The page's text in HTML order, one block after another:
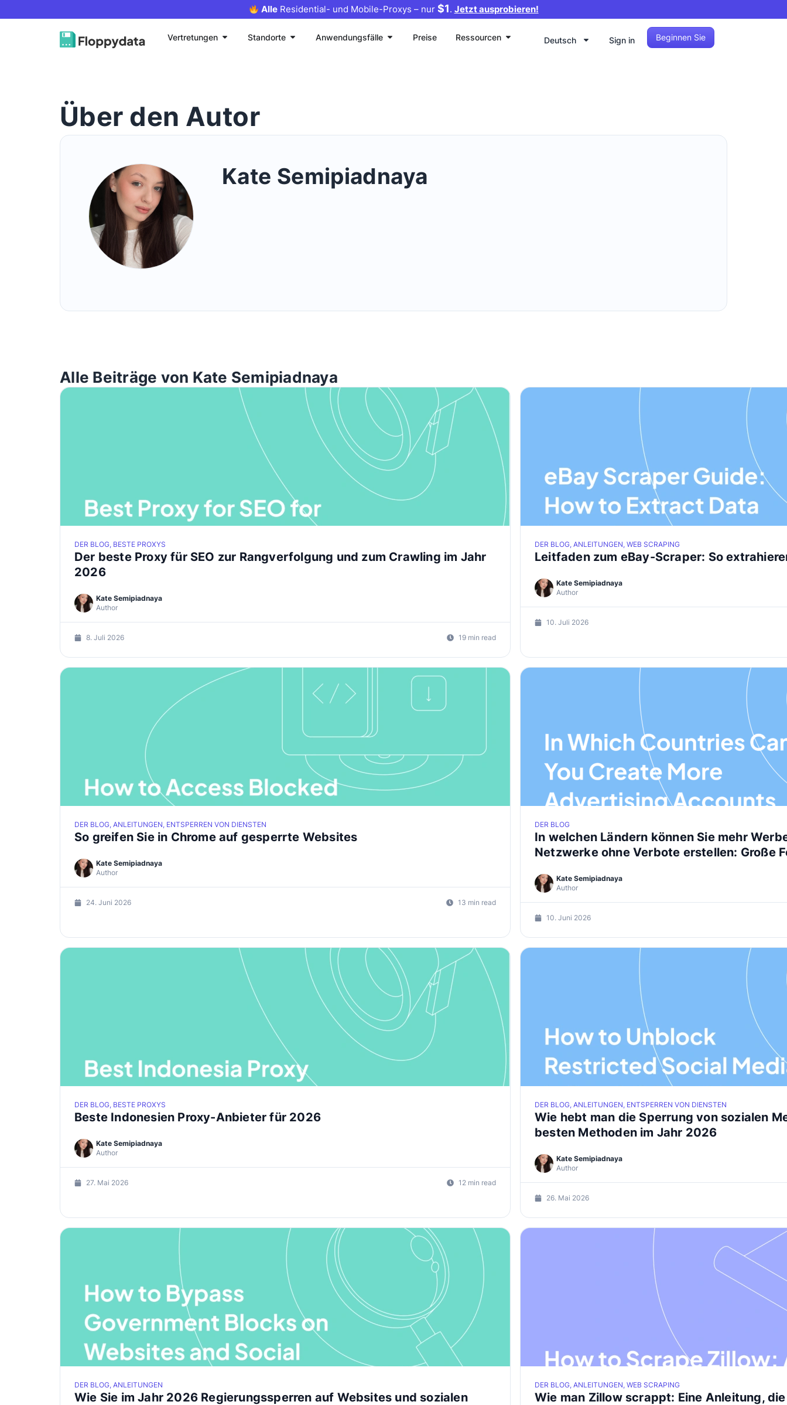
AlleResidential- und Mobile-Proxys – nur $1. Jetzt ausprobieren!
Vertretungen Standorte Anwendungsfälle Preise Ressourcen Deutsch Sign in Beginnen Sie
Über den Autor
Kate Semipiadnaya
Alle Beiträge von Kate Semipiadnaya
DER BLOG, BESTE PROXYS
Der beste Proxy für SEO zur Rangverfolgung und zum Crawling im Jahr
2026
Author
Kate Semipiadnaya
8. Juli 2026 19 min read
DER BLOG, ANLEITUNGEN, WEB SCRAPING
Leitfaden zum eBay-Scraper: So
Author
Kate Semipiadnaya
10. Juli 2026
DER BLOG, ANLEITUNGEN, ENTSPERREN VON DIENSTEN
So greifen Sie in Chrome auf gesperrte Websites
Author
Kate Semipiadnaya
24. Juni 2026 13 min read
DER BLOG
In welchen Ländern können Sie mehr
Netzwerke ohne Verbote erstellen: Große
Author
Kate Semipiadnaya
10. Juni 2026
DER BLOG, BESTE PROXYS
Beste Indonesien Proxy-Anbieter für 2026
Author
Kate Semipiadnaya
27. Mai 2026 12 min read
DER BLOG, ANLEITUNGEN, ENTSPERREN VON DIENSTEN
Wie hebt man die Sperrung von sozialen
besten Methoden im Jahr 2026
Author
Kate Semipiadnaya
26. Mai 2026
DER BLOG, ANLEITUNGEN
Wie Sie im Jahr 2026 Regierungssperren auf Websites und sozialen
DER BLOG, ANLEITUNGEN, WEB SCRAPING
Wie man Zillow scrappt: Eine Anleitung,